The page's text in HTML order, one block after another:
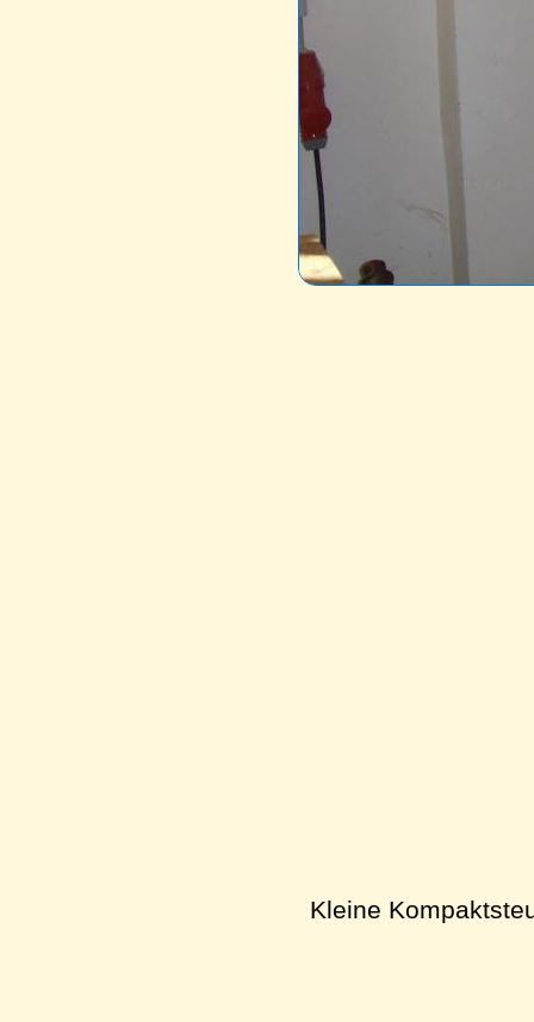
Kleine